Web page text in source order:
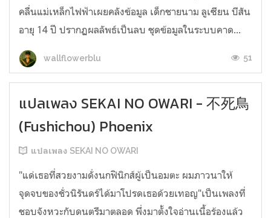
คลื่นแม่เหล็กไฟฟ้าเผยคลังข้อมูล เด็กชายนาม ลูเซียน บีสัน
อายุ 14 ปี ปรากฏผลลัพธ์เป็นลบ ชุดข้อมูลในระบบคาด...
wallflowerblu 51
แปลเพลง SEKAI NO OWARI - 不死鳥
(Fushichou) Phoenix
แปลเพลง SEKAI NO OWARI
"แด่เธอที่สวยงามดั่งนกฟินิกส์ผู้เป็นอมตะ ผมภาวนาให้
จุดจบของชั่วนิรันดร์ได้มาโปรดเธอด้วยเทอญ"เป็นเพลงที่
ชอบจังหวะกับดนตรีมาตลอด พึ่งมาตั้งใจอ่านเนื้อร้องแล้ว